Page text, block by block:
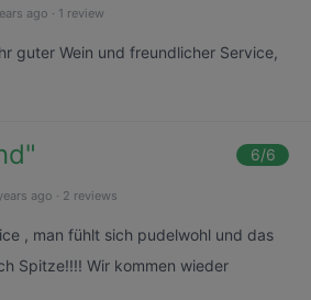
ago · 1 review
guter Wein und freundlicher Service,
" 6/6
ago · 2 reviews
, man fühlt sich pudelwohl und das
Spitze!!!! Wir kommen wieder